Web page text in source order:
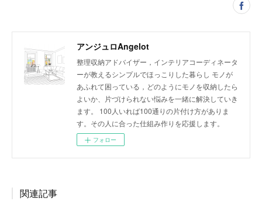
アンジュロAngelot
整理収納アドバイザー，インテリアコーディネータ
ーが教えるシンプルでほっこりした暮らし モノが
あふれて困っている，どのようにモノを収納したら
よいか、片づけられない悩みを一緒に解決していき
ます。 100人いれば100通りの片付け方がありま
す。その人に合った仕組み作りを応援します。
フォロー
関連記事